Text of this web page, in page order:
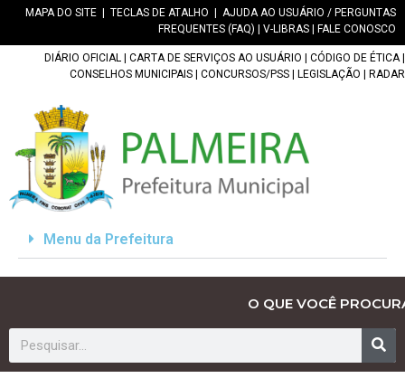
MAPA DO SITE TECLAS DE ATALHO
AJUDA AO USUÁRIO / PERGUNTAS
FREQUENTES (FAQ)
V-LIBRAS FALE CONOSCO
DIÁRIO OFICIAL CARTA DE SERVIÇOS AO USUÁRIO CÓDIGO DE ÉTICA|
CONSELHOS MUNICIPAIS
CONCURSOS/PSS LEGISLAÇÃO RADAR
Menu da Prefeitura
O QUE VOCÊ